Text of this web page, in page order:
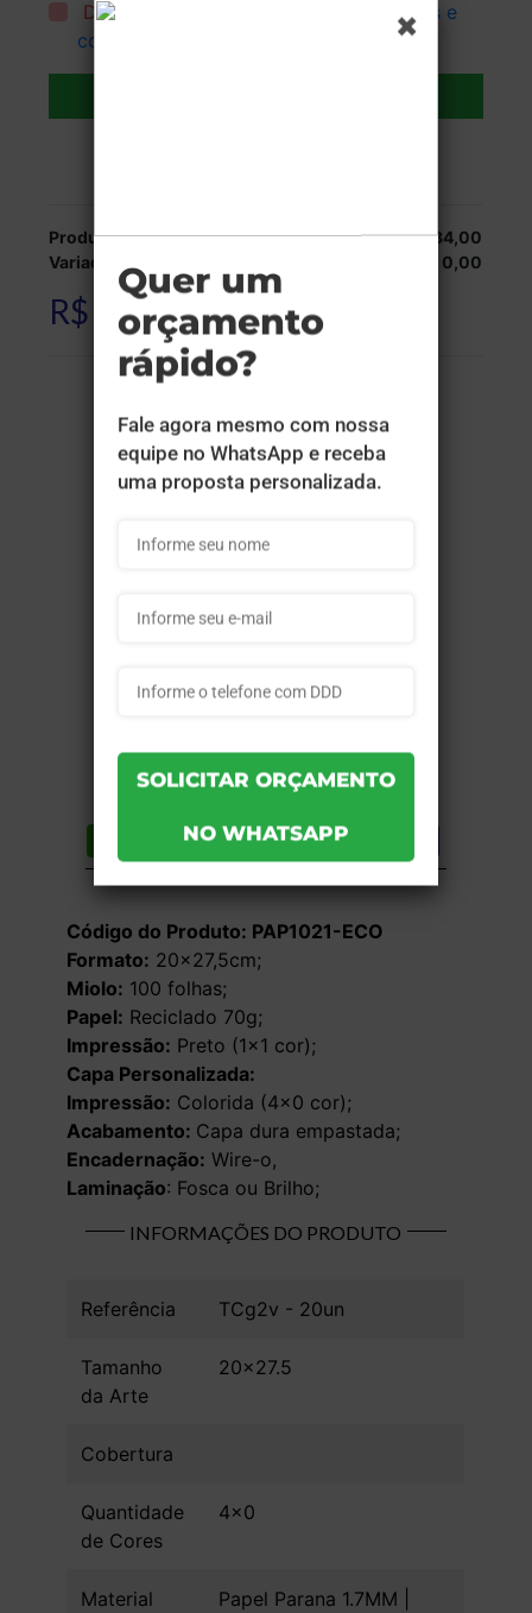
Declaro que li e aceito todos os
termos e
condições
Produção:
R$ 534,00
Variações:
R$ 0,00
R$ 534,00
Lista de desejos Compartilhar
Código do Produto: PAP1021-ECO
Formato: 20×27,5cm;
Miolo: 100 folhas;
Papel: Reciclado 70g;
Impressão: Preto (1×1 cor);
Capa Personalizada:
Impressão: Colorida (4×0 cor);
Acabamento: Capa dura empastada;
Encadernação: Wire-o,
Laminação: Fosca ou Brilho;
INFORMAÇÕES DO PRODUTO
Referência TCg2v - 20un
Tamanho
da Arte
20x27.5
Cobertura
Quantidade
de Cores
4x0
Material
Papel Parana 1.7MM |